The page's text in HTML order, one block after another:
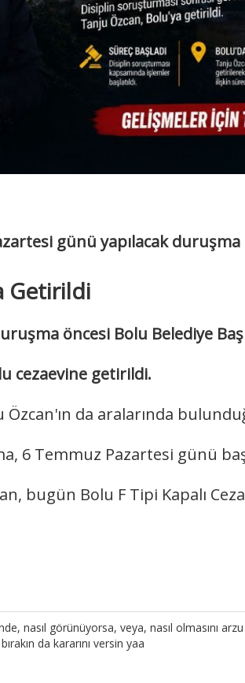
günü yapılacak duruşma
Getirildi
öncesi Bolu Belediye
cezaevine getirildi.
Özcan'ın da aralarında
6 Temmuz Pazartesi günü
bugün Bolu F Tipi Kapalı
nasıl görünüyorsa, veya, nasıl olmasını
da kararını versin yaa